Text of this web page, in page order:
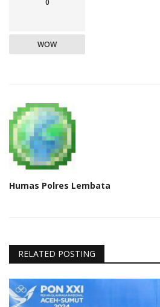
0
WOW
Humas Polres Lembata
RELATED POSTING